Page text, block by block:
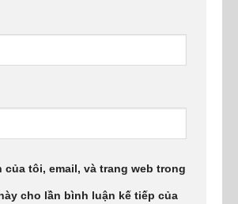
của tôi, email, và trang web trong
cho lần bình luận kế tiếp của